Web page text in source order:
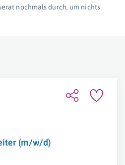
nochmals durch, um nichts
(m/w/d)